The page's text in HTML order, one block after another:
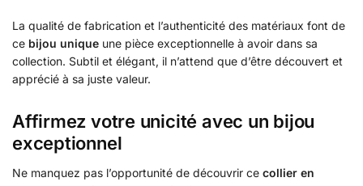
La qualité de fabrication et l’authenticité des matériaux font de
ce bijou unique une pièce exceptionnelle à avoir dans sa
collection. Subtil et élégant, il n’attend que d’être découvert et
apprécié à sa juste valeur.
Affirmez votre unicité avec un bijou
exceptionnel
Ne manquez pas l’opportunité de découvrir ce collier en